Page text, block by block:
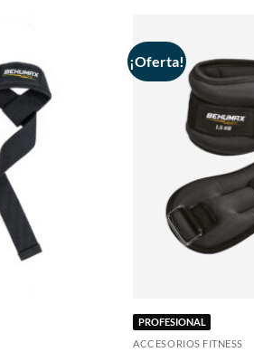
¡Oferta!
PROFESIONAL
ACCESORIOS FITNESS